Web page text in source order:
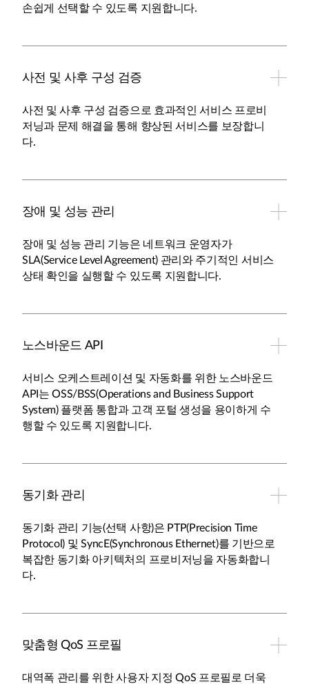
손쉽게 선택할 수 있도록 지원합니다.
사전 및 사후 구성 검증
사전 및 사후 구성 검증으로 효과적인 서비스 프로비
저닝과 문제 해결을 통해 향상된 서비스를 보장합니
다.
장애 및 성능 관리
장애 및 성능 관리 기능은 네트워크 운영자가
SLA(Service Level Agreement) 관리와 주기적인 서비스
상태 확인을 실행할 수 있도록 지원합니다.
노스바운드 API
서비스 오케스트레이션 및 자동화를 위한 노스바운드
API는 OSS/BSS(Operations and Business Support
System) 플랫폼 통합과 고객 포털 생성을 용이하게 수
행할 수 있도록 지원합니다.
동기화 관리
동기화 관리 기능(선택 사항)은 PTP(Precision Time
Protocol) 및 SyncE(Synchronous Ethernet)를 기반으로
복잡한 동기화 아키텍처의 프로비저닝을 자동화합니
다.
맞춤형 QoS 프로필
대역폭 관리를 위한 사용자 지정 QoS 프로필로 더욱